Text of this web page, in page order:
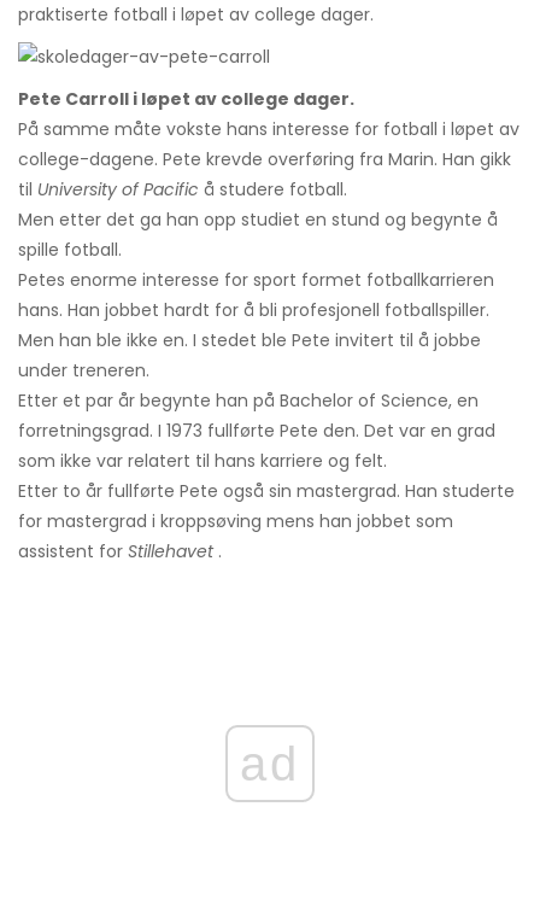
praktiserte fotball i løpet av college dager.
Pete Carroll i løpet av college dager.
På samme måte vokste hans interesse for fotball i løpet av
college-dagene. Pete krevde overføring fra Marin. Han gikk
til University of Pacific å studere fotball.
Men etter det ga han opp studiet en stund og begynte å
spille fotball.
Petes enorme interesse for sport formet fotballkarrieren
hans. Han jobbet hardt for å bli profesjonell fotballspiller.
Men han ble ikke en. I stedet ble Pete invitert til å jobbe
under treneren.
Etter et par år begynte han på Bachelor of Science, en
forretningsgrad. I 1973 fullførte Pete den. Det var en grad
som ikke var relatert til hans karriere og felt.
Etter to år fullførte Pete også sin mastergrad. Han studerte
for mastergrad i kroppsøving mens han jobbet som
assistent for Stillehavet.
ad